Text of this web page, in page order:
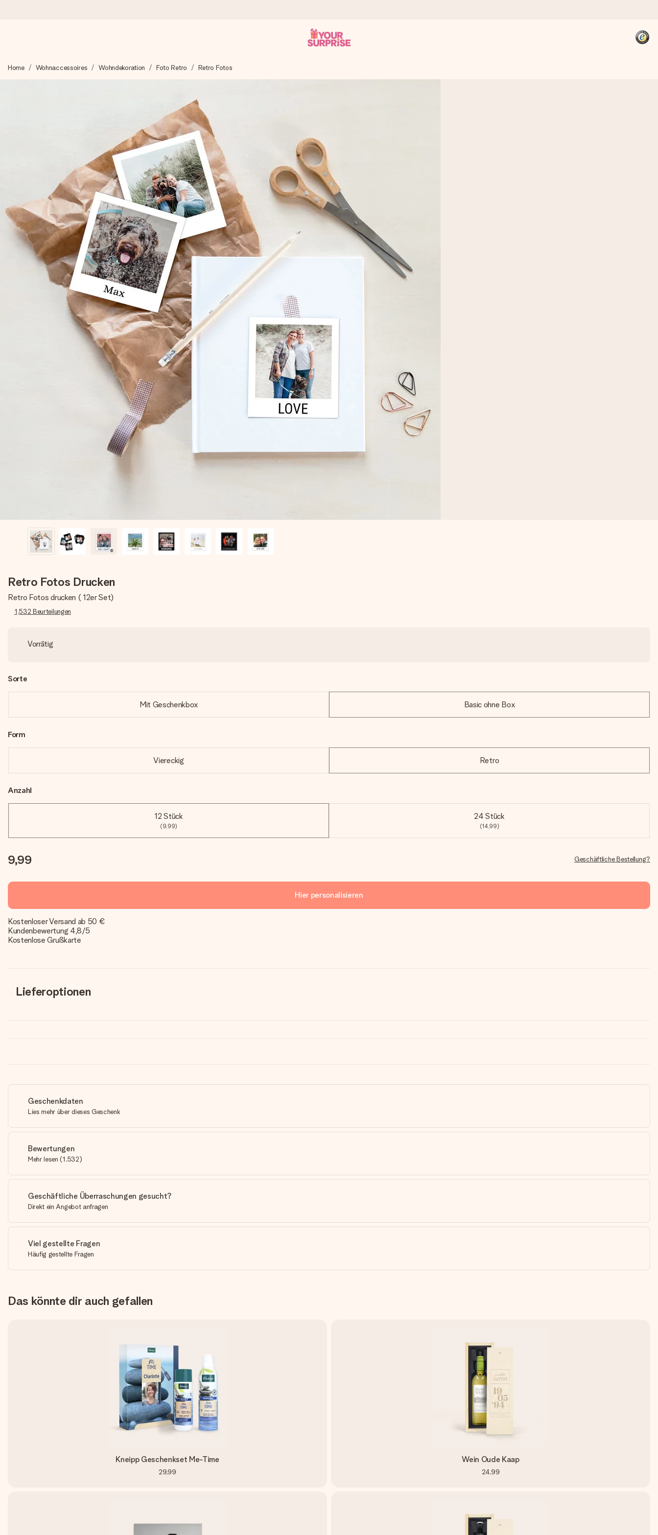
Wir bereiten dein Geschenk sorgfältig vor und schicken es blitzschnell – damit du es genau zum richtigen Zeitpunkt überreichen kannst, wenn es am meisten
zählt.
4,8 (basierend auf +15.000 Bewertungen)
Unsere Geschenke begeistern. Kunden bewerten uns mit 4,8 bei Google Reviews (Gesamtergebnis aller Länder, in die wir versenden).
+49 39292 929695
Montag - Freitag : 8:30 - 17:00 Uhr
Samstag - Sonntag : 8:30 - 13:00 Uhr
Home Wohnaccessoires Wohndekoration Foto Retro Retro Fotos
Retro Fotos Drucken
Retro Fotos drucken ( 12er Set)
1,532 Beurteilungen
Vorrätig
Sorte
Mit Geschenkbox Basic ohne Box
Form
Viereckig Retro
Anzahl
12 Stück
(9,99)
24 Stück
(14,99)
9,99 Geschäftliche Bestellung?
Hier personalisieren
Kostenloser Versand ab 50 €
Kundenbewertung 4,8/5
Kostenlose Grußkarte
Lieferoptionen
Geschenkdaten
Lies mehr über dieses Geschenk
Bewertungen
Mehr lesen (1,532)
Geschäftliche Überraschungen gesucht?
Direkt ein Angebot anfragen
Viel gestellte Fragen
Häufig gestellte Fragen
Das könnte dir auch gefallen
Kneipp Geschenkset Me-Time
29,99
Wein Oude Kaap
24,99